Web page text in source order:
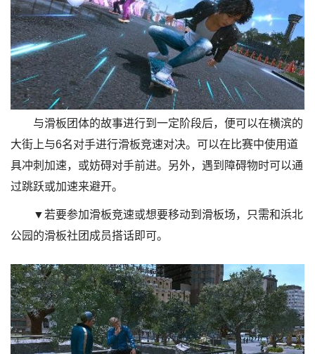
与滑板团体的故事进行到一定阶段后，便可以在横滨的
大街上与6名对手进行滑板竞速对决。可以在比赛中使用道
具冲刺加速，或妨碍对手前进。另外，遇到障碍物时可以通
过跳跃或加速来避开。
▼若要参加滑板竞速或想要移动到滑板场，只需和浜北
公园的滑板社团成员搭话即可。